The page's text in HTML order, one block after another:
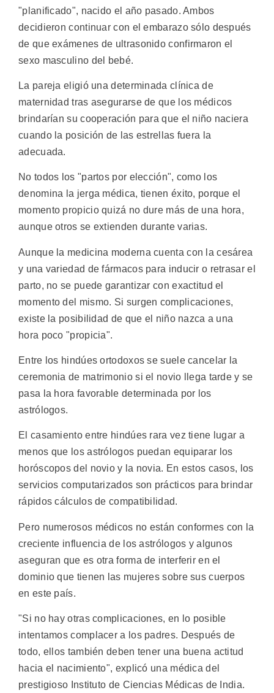
"planificado", nacido el año pasado. Ambos
decidieron continuar con el embarazo sólo después
de que exámenes de ultrasonido confirmaron el
sexo masculino del bebé.
La pareja eligió una determinada clínica de
maternidad tras asegurarse de que los médicos
brindarían su cooperación para que el niño naciera
cuando la posición de las estrellas fuera la
adecuada.
No todos los "partos por elección", como los
denomina la jerga médica, tienen éxito, porque el
momento propicio quizá no dure más de una hora,
aunque otros se extienden durante varias.
Aunque la medicina moderna cuenta con la cesárea
y una variedad de fármacos para inducir o retrasar el
parto, no se puede garantizar con exactitud el
momento del mismo. Si surgen complicaciones,
existe la posibilidad de que el niño nazca a una
hora poco "propicia".
Entre los hindúes ortodoxos se suele cancelar la
ceremonia de matrimonio si el novio llega tarde y se
pasa la hora favorable determinada por los
astrólogos.
El casamiento entre hindúes rara vez tiene lugar a
menos que los astrólogos puedan equiparar los
horóscopos del novio y la novia. En estos casos, los
servicios computarizados son prácticos para brindar
rápidos cálculos de compatibilidad.
Pero numerosos médicos no están conformes con la
creciente influencia de los astrólogos y algunos
aseguran que es otra forma de interferir en el
dominio que tienen las mujeres sobre sus cuerpos
en este país.
"Si no hay otras complicaciones, en lo posible
intentamos complacer a los padres. Después de
todo, ellos también deben tener una buena actitud
hacia el nacimiento", explicó una médica del
prestigioso Instituto de Ciencias Médicas de India.